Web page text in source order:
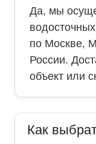
Да, мы
по Москве,
России.
объект или
Как